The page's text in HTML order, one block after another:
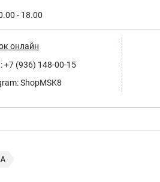
- 18.00
онлайн
+7 (936) 148-00-15
ShopMSK8